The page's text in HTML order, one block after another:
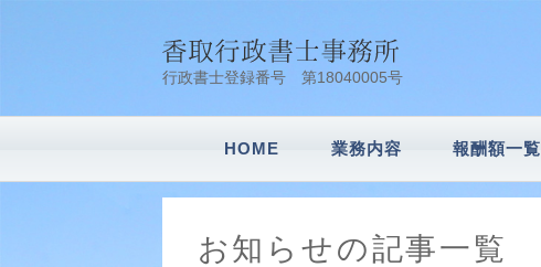
行政書士登録番号 第18040005号
HOME 業務内容 報酬額一覧
お知らせの記事一覧